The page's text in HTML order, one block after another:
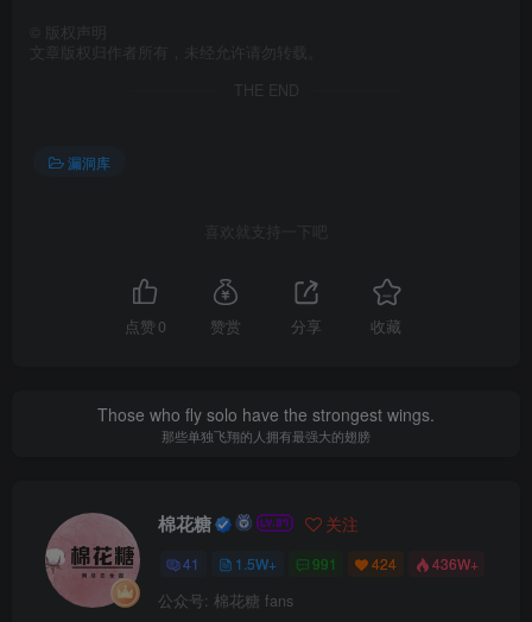
版权声明
文章版权归作者所有，未经允许请勿转载。
THE END
漏洞库
喜欢就支持一下吧
点赞 0 赞赏 分享 收藏
Those who fly solo have the strongest wings.
那些单独飞翔的人拥有最强大的翅膀
棉花糖 关注
41 1.5W+ 991 424 436W+
公众号: 棉花糖 fans